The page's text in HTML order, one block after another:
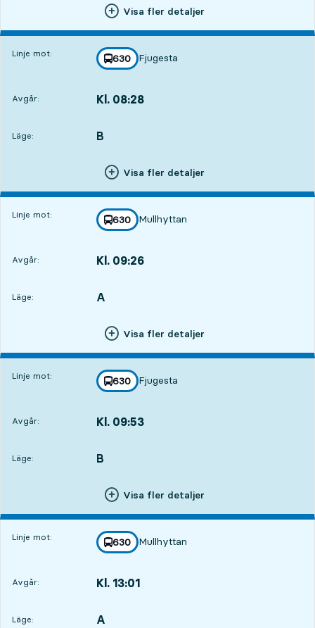
Visa fler detaljer
Linje mot: linje
630
mot
Fjugesta
,
Avgår: Kl. 08:28
Läge:
LÄGE, B
,
Visa fler detaljer
Linje mot: linje
630
mot
Mullhyttan
,
Avgår: Kl. 09:26
Läge:
LÄGE, A
,
Visa fler detaljer
Linje mot: linje
630
mot
Fjugesta
,
Avgår: Kl. 09:53
Läge:
LÄGE, B
,
Visa fler detaljer
Linje mot: linje
630
mot
Mullhyttan
,
Avgår: Kl. 13:01
Läge:
LÄGE, A
,